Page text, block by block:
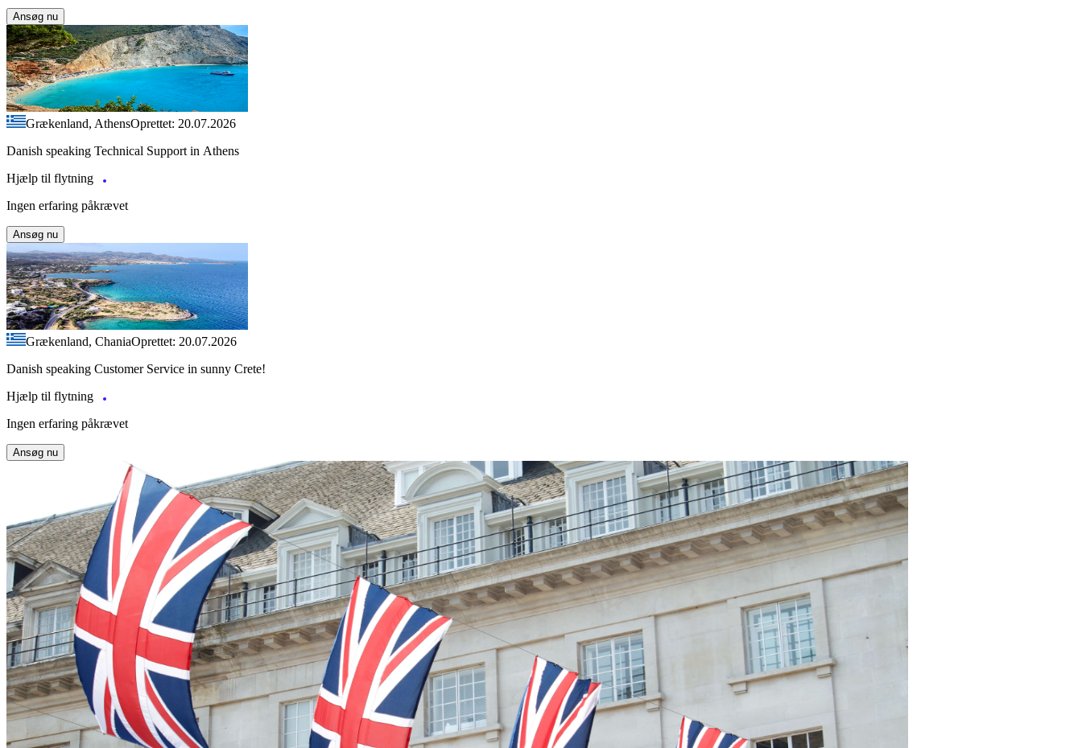
Ansøg nu
Grækenland, AthensOprettet: 20.07.2026
Danish speaking Technical Support in Athens
Hjælp til flytning
Ingen erfaring påkrævet
Ansøg nu
Grækenland, ChaniaOprettet: 20.07.2026
Danish speaking Customer Service in sunny Crete!
Hjælp til flytning
Ingen erfaring påkrævet
Ansøg nu